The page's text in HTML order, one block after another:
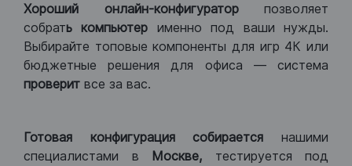
Хороший онлайн-конфигураторпозволяет
собрать компьютер именно под ваши нужды.
Выбирайте топовые компоненты для игр 4К или
бюджетные решения для офиса — система
проверит все за вас.
Готовая конфигурация собираетсянашими
специалистами в Москве, тестируется под